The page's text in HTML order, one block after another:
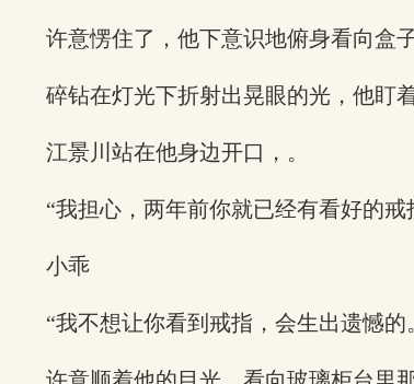
许意愣住了，他下意识地俯身看向盒
碎钻在灯光下折射出晃眼的光，他盯
江景川站在他身边开口，。
“我担心，两年前你就已经有看好的
小乖
“我不想让你看到戒指，会生出遗憾的